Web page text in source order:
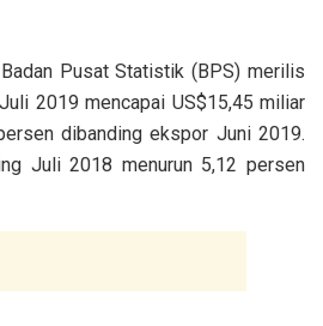
Pusat Statistik (BPS) merilis
2019 mencapai US$15,45 miliar
dibanding ekspor Juni 2019.
Juli 2018 menurun 5,12 persen